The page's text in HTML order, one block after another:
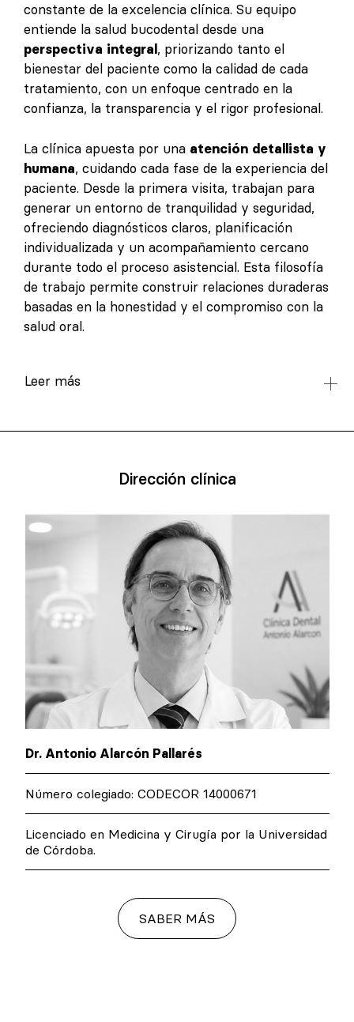
constante de la excelencia clínica. Su equipo
entiende la salud bucodental desde una
perspectiva integral, priorizando tanto el
bienestar del paciente como la calidad de cada
tratamiento, con un enfoque centrado en la
confianza, la transparencia y el rigor profesional.
La clínica apuesta por una atención detallista y
humana, cuidando cada fase de la experiencia del
paciente. Desde la primera visita, trabajan para
generar un entorno de tranquilidad y seguridad,
ofreciendo diagnósticos claros, planificación
individualizada y un acompañamiento cercano
durante todo el proceso asistencial. Esta filosofía
de trabajo permite construir relaciones duraderas
basadas en la honestidad y el compromiso con la
salud oral.
Leer más
Dirección clínica
Dr. Antonio Alarcón Pallarés
Número colegiado: CODECOR 14000671
Licenciado en Medicina y Cirugía por la Universidad
de Córdoba.
SABER MÁS